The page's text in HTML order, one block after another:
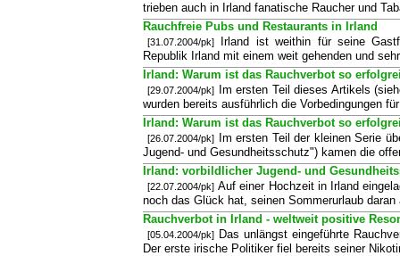
trieben auch in Irland fanatische Raucher und
Rauchfreie Pubs und Restaurants in Irland
[31.07.2004/pk]
Irland ist weithin für seine
Republik Irland mit einem weit gehenden und
Irland: Warum ist das Rauchverbot so
[29.07.2004/pk] Im ersten Teil dieses Artikels
wurden bereits ausführlich die Vorbedingungen
Irland: Warum ist das Rauchverbot so
[26.07.2004/pk] Im ersten Teil der kleinen Serie
Jugend- und Gesundheitsschutz") kamen die
Irland: vorbildlicher Jugend- und
[22.07.2004/pk] Auf einer Hochzeit in Irland
noch das Glück hat, seinen Sommerurlaub
Rauchverbot in Irland - weltweit positive
[05.04.2004/pk] Das unlängst eingeführte
Der erste irische Politiker fiel bereits seiner